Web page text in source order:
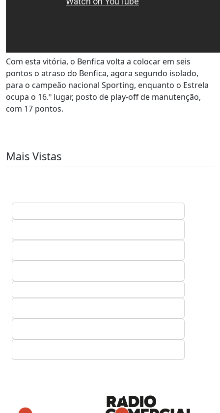
Com esta vitória, o Benfica volta a colocar em seis
pontos o atraso do Benfica, agora segundo isolado,
para o campeão nacional Sporting, enquanto o Estrela
ocupa o 16.º lugar, posto de play-off de manutenção,
com 17 pontos.
Mais Vistas